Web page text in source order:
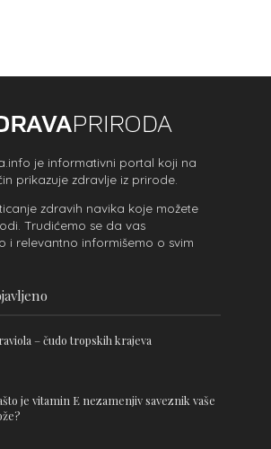
je informativni portal koji na
prikazuje zdravlje iz prirode.
zdravih navika koje možete
Trudićemo se da vas
i relevantno informišemo o svim
– čudo tropskih krajeva
je vitamin E nezamenjiv saveznik vaše